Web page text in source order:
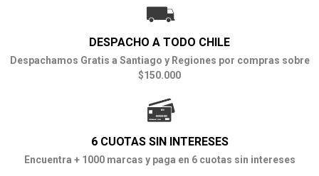
DESPACHO A TODO CHILE
Despachamos Gratis a Santiago y Regiones por compras sobre
$150.000
6 CUOTAS SIN INTERESES
Encuentra + 1000 marcas y paga en 6 cuotas sin intereses